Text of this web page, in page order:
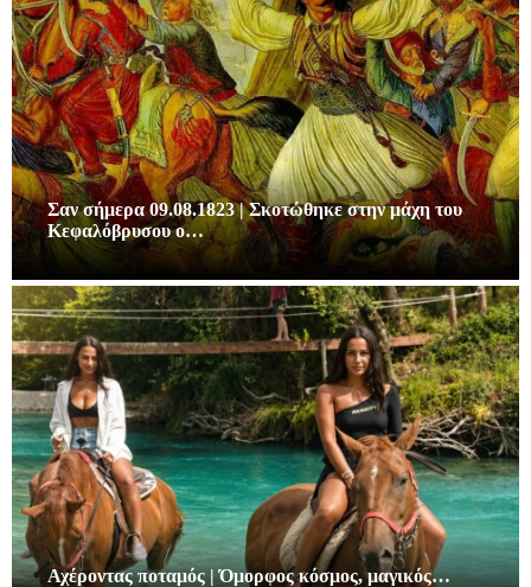
Σαν σήμερα 09.08.1823 | Σκοτώθηκε στην μάχη του
Κεφαλόβρυσου ο…
Αχέροντας ποταμός | Όμορφος κόσμος, μαγικός…